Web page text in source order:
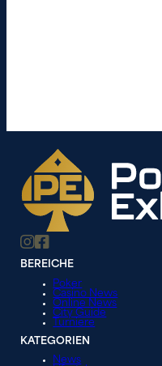
BEREICHE
Poker
Casino News
Online News
City Guide
Turniere
KATEGORIEN
News